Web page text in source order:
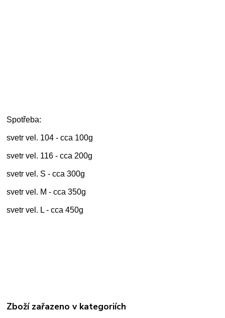
Spotřeba:
svetr vel. 104 - cca 100g
svetr vel. 116 - cca 200g
svetr vel. S - cca 300g
svetr vel. M - cca 350g
svetr vel. L - cca 450g
Zboží zařazeno v kategoriích